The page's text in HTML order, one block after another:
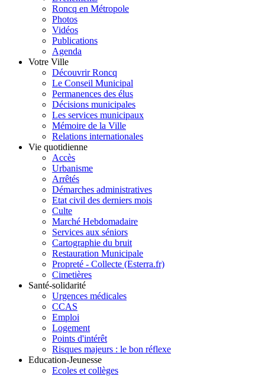
Roncq en Métropole
Photos
Vidéos
Publications
Agenda
Votre Ville
Découvrir Roncq
Le Conseil Municipal
Permanences des élus
Décisions municipales
Les services municipaux
Mémoire de la Ville
Relations internationales
Vie quotidienne
Accès
Urbanisme
Arrêtés
Démarches administratives
Etat civil des derniers mois
Culte
Marché Hebdomadaire
Services aux séniors
Cartographie du bruit
Restauration Municipale
Propreté - Collecte (Esterra.fr)
Cimetières
Santé-solidarité
Urgences médicales
CCAS
Emploi
Logement
Points d'intérêt
Risques majeurs : le bon réflexe
Education-Jeunesse
Ecoles et collèges